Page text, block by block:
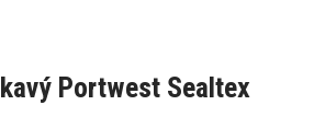
Portwest Sealtex